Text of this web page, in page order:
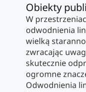
Obiekty
W
odwodnienia
wielką
zwracając
skutecznie
ogromne
Odwodnienia